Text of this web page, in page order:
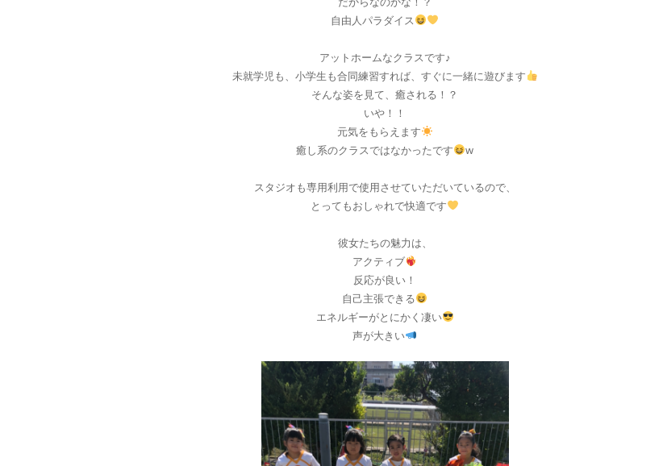
自由人パラダイス
アットホームなクラスです♪
未就学児も、小学生も合同練習すれば、すぐに一緒に遊びます
そんな姿を見て、癒される！？
いや！！
元気をもらえます
癒し系のクラスではなかったです
w
スタジオも専用利用で使用させていただいているので、
とってもおしゃれで快適です
彼女たちの魅力は、
アクティブ
反応が良い！
自己主張できる
エネルギーがとにかく凄い
声が大きい